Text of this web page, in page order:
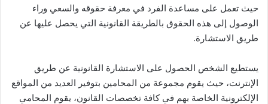
حيث تعمل على مساعدة الفرد في معرفة حقوقه والسعي وراء
الوصول إلى هذه الحقوق بالطريقة القانونية التي يحصل عليها عن
طريق الاستشارة.
يستطيع الشخص الحصول على الاستشارة القانونية عن طريق
الإنترنت، حيث يقوم مجموعة من المحامين بتوفير العديد من المواقع
الإلكترونية الخاصة بهم في كافة تخصصات القانون، يقوم المحامي